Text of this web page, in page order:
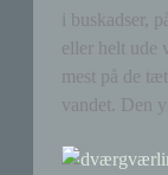
i buskadser,
eller helt ude
mest på de
vandet. Den